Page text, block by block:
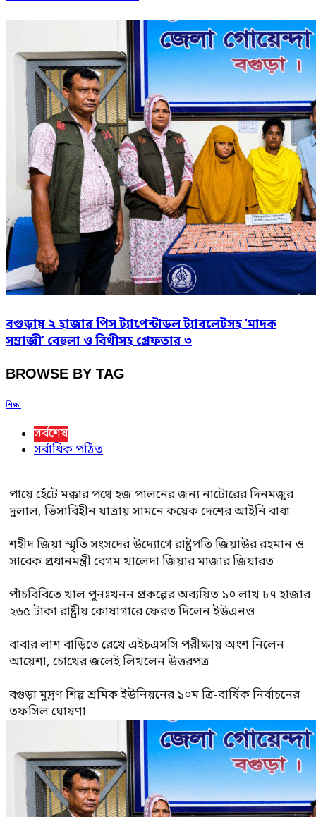
বগুড়ায় ২ হাজার পিস ট্যাপেন্টাডল ট্যাবলেটসহ ‘মাদক
সম্রাজ্ঞী’ বেহুলা ও বিথীসহ গ্রেফতার ৩
BROWSE BY TAG
শিক্ষা
সর্বশেষ
সর্বাধিক পঠিত
পায়ে হেঁটে মক্কার পথে হজ পালনের জন্য নাটোরের দিনমজুর
দুলাল, ভিসাবিহীন যাত্রায় সামনে কয়েক দেশের আইনি বাধা
শহীদ জিয়া স্মৃতি সংসদের উদ্যোগে রাষ্ট্রপতি জিয়াউর রহমান ও
সাবেক প্রধানমন্ত্রী বেগম খালেদা জিয়ার মাজার জিয়ারত
পাঁচবিবিতে খাল পুনঃখনন প্রকল্পের অব্যয়িত ১০ লাখ ৮৭ হাজার
২৬৫ টাকা রাষ্ট্রীয় কোষাগারে ফেরত দিলেন ইউএনও
বাবার লাশ বাড়িতে রেখে এইচএসসি পরীক্ষায় অংশ নিলেন
আয়েশা, চোখের জলেই লিখলেন উত্তরপত্র
বগুড়া মুদ্রণ শিল্প শ্রমিক ইউনিয়নের ১০ম ত্রি-বার্ষিক নির্বাচনের
তফসিল ঘোষণা